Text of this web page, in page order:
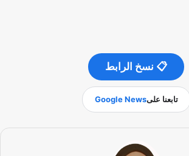
📋 نسخ الرابط
تابعنا علىGoogle News